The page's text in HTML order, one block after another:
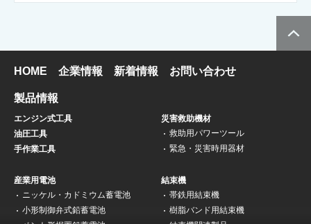
HOME 企業情報 新着情報 お問い合わせ
製品情報
エンジン式工具
油圧工具
手作業工具
災害救助機材
救助用パワーツール
緊急・災害時用器材
産業用電池
ニッケル・カドミウム蓄電池
小形制御弁式鉛蓄電池
結束機
帯鉄用結束機
樹脂バンド用結束機